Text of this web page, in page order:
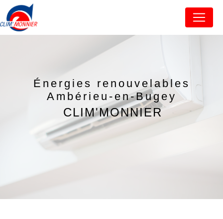
Énergies renouvelables
Ambérieu-en-Bugey
CLIM'MONNIER
Panneau de gestion des cookies